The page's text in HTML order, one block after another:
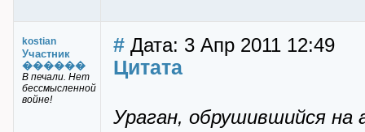
kostian
Участник
������
В печали. Нет
бессмысленной
войне!
# Дата: 3 Апр 2011 12:49
Цитата
Ураган, обрушившийся на